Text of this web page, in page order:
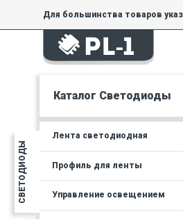
Для большинства товаров
товара.
На товары, купленные по
СВЕТОДИОДЫ
Каталог Светодиоды
Лента светодиодная
Профиль для ленты
Управление освещением